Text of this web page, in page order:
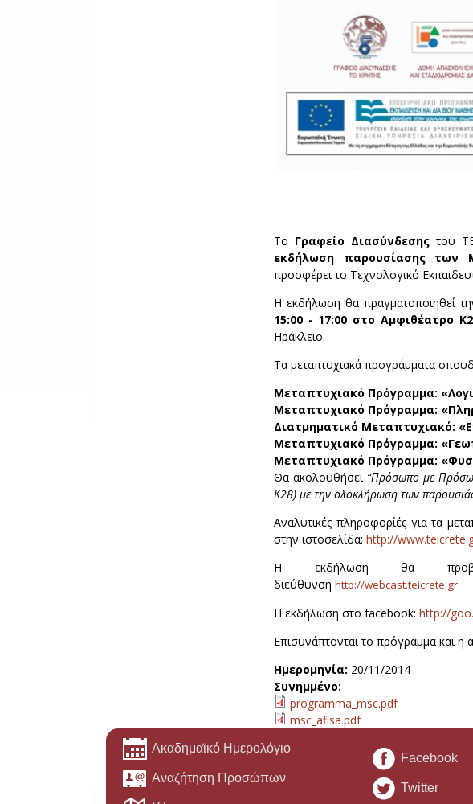
Το Γραφείο Διασύνδεσης του
εκδήλωση παρουσίασης των
προσφέρει το Τεχνολογικό
Η εκδήλωση θα πραγματοποιηθεί
15:00 - 17:00 στο Αμφιθέατρο
Ηράκλειο.
Τα μεταπτυχιακά προγράμματα
Μεταπτυχιακό Πρόγραμμα:
Μεταπτυχιακό Πρόγραμμα:
Διατμηματικό Μεταπτυχιακό:
Μεταπτυχιακό Πρόγραμμα:
Μεταπτυχιακό Πρόγραμμα:
Θα ακολουθήσει “Πρόσωπο με
Κ28) με την ολοκλήρωση των
Αναλυτικές πληροφορίές για τα
στην ιστοσελίδα: http://
Η εκδήλωση θα
διεύθυνση http://webcast.teicrete.gr
Η εκδήλωση στο facebook: http://
Επισυνάπτονται το πρόγραμμα και η
Ημερομηνία: 20/11/2014
Συνημμένο:
programma_msc.pdf
msc_afisa.pdf
Ακαδημαϊκό Ημερολόγιο
Αναζήτηση Προσώπων
Facebook
Twitter